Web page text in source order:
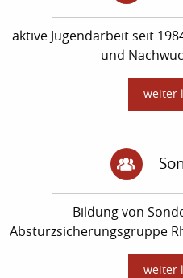
aktive Jugendarbeit seit
und
weiter
Bildung von
Absturzsicherungsgruppe
weiter